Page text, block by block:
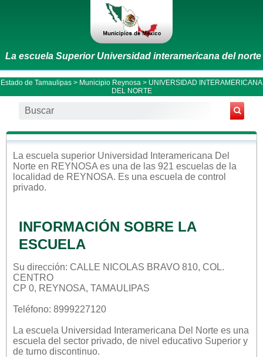
La escuela Superior Universidad interamericana del norte
Estado de Tamaulipas > Municipio Reynosa > UNIVERSIDAD INTERAMERICANA
DEL NORTE
La escuela superior Universidad Interamericana Del
Norte en REYNOSA es una de las 921 escuelas de la
localidad de REYNOSA. Es una escuela de control
privado.
INFORMACIÓN SOBRE LA
ESCUELA
Su dirección: CALLE NICOLAS BRAVO 810, COL.
CENTRO
CP 0, REYNOSA, TAMAULIPAS
Teléfono: 8999227120
La escuela Universidad Interamericana Del Norte es una
escuela del sector privado, de nivel educativo Superior y
de turno discontinuo.